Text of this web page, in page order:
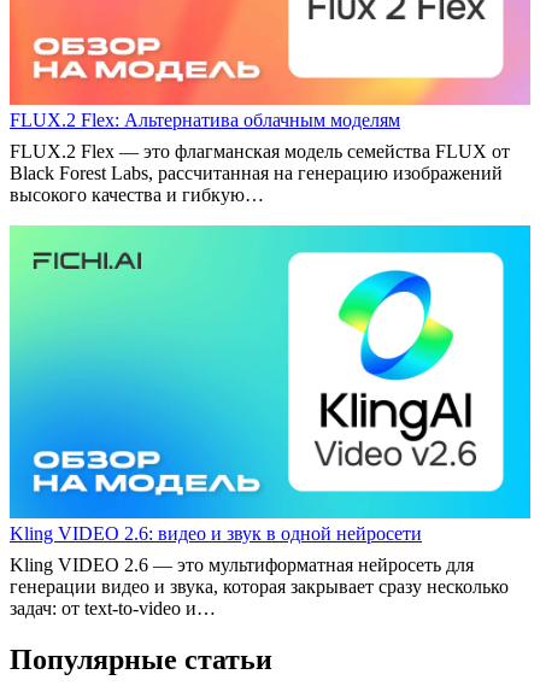
FLUX.2 Flex: Альтернатива облачным моделям
FLUX.2 Flex — это флагманская модель семейства FLUX от
Black Forest Labs, рассчитанная на генерацию изображений
высокого качества и гибкую…
Kling VIDEO 2.6: видео и звук в одной нейросети
Kling VIDEO 2.6 — это мультиформатная нейросеть для
генерации видео и звука, которая закрывает сразу несколько
задач: от text‑to‑video и…
Популярные статьи